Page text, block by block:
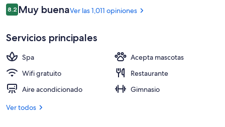
Restaurante
Opiniones
8.28.2 de 10,
Muy buenaVer las 1,011 opiniones
Servicios principales
Spa
Acepta mascotas
Wifi gratuito
Restaurante
Aire acondicionado
Gimnasio
Ver todos